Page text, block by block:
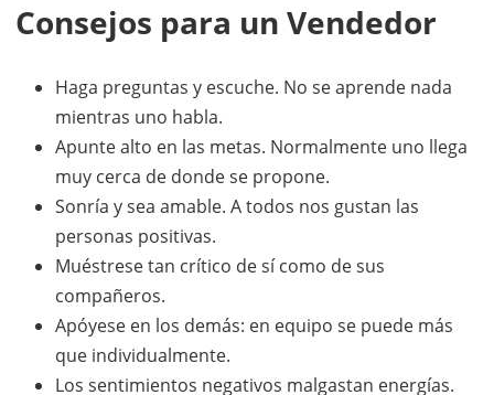
Consejos para un Vendedor
Haga preguntas y escuche. No se aprende nada
mientras uno habla.
Apunte alto en las metas. Normalmente uno llega
muy cerca de donde se propone.
Sonría y sea amable. A todos nos gustan las
personas positivas.
Muéstrese tan crítico de sí como de sus
compañeros.
Apóyese en los demás: en equipo se puede más
que individualmente.
Los sentimientos negativos malgastan energías.